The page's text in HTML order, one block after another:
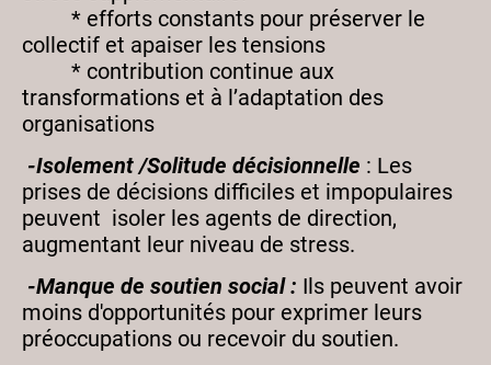
* efforts constants pour préserver le
collectif et apaiser les tensions
* contribution continue aux
transformations et à l’adaptation des
organisations
-Isolement /Solitude décisionnelle : Les
prises de décisions difficiles et impopulaires
peuvent isoler les agents de direction,
augmentant leur niveau de stress.
-Manque de soutien social : Ils peuvent avoir
moins d'opportunités pour exprimer leurs
préoccupations ou recevoir du soutien.